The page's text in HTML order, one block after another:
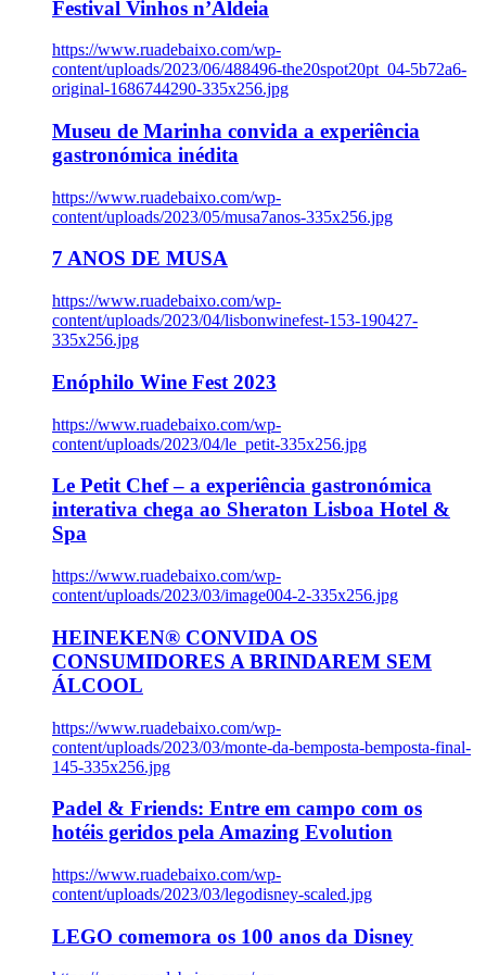
Festival Vinhos n’Aldeia
https://www.ruadebaixo.com/wp-
content/uploads/2023/06/488496-the20spot20pt_04-5b72a6-
original-1686744290-335x256.jpg
Museu de Marinha convida a experiência
gastronómica inédita
https://www.ruadebaixo.com/wp-
content/uploads/2023/05/musa7anos-335x256.jpg
7 ANOS DE MUSA
https://www.ruadebaixo.com/wp-
content/uploads/2023/04/lisbonwinefest-153-190427-
335x256.jpg
Enóphilo Wine Fest 2023
https://www.ruadebaixo.com/wp-
content/uploads/2023/04/le_petit-335x256.jpg
Le Petit Chef – a experiência gastronómica
interativa chega ao Sheraton Lisboa Hotel &
Spa
https://www.ruadebaixo.com/wp-
content/uploads/2023/03/image004-2-335x256.jpg
HEINEKEN® CONVIDA OS
CONSUMIDORES A BRINDAREM SEM
ÁLCOOL
https://www.ruadebaixo.com/wp-
content/uploads/2023/03/monte-da-bemposta-bemposta-final-
145-335x256.jpg
Padel & Friends: Entre em campo com os
hotéis geridos pela Amazing Evolution
https://www.ruadebaixo.com/wp-
content/uploads/2023/03/legodisney-scaled.jpg
LEGO comemora os 100 anos da Disney